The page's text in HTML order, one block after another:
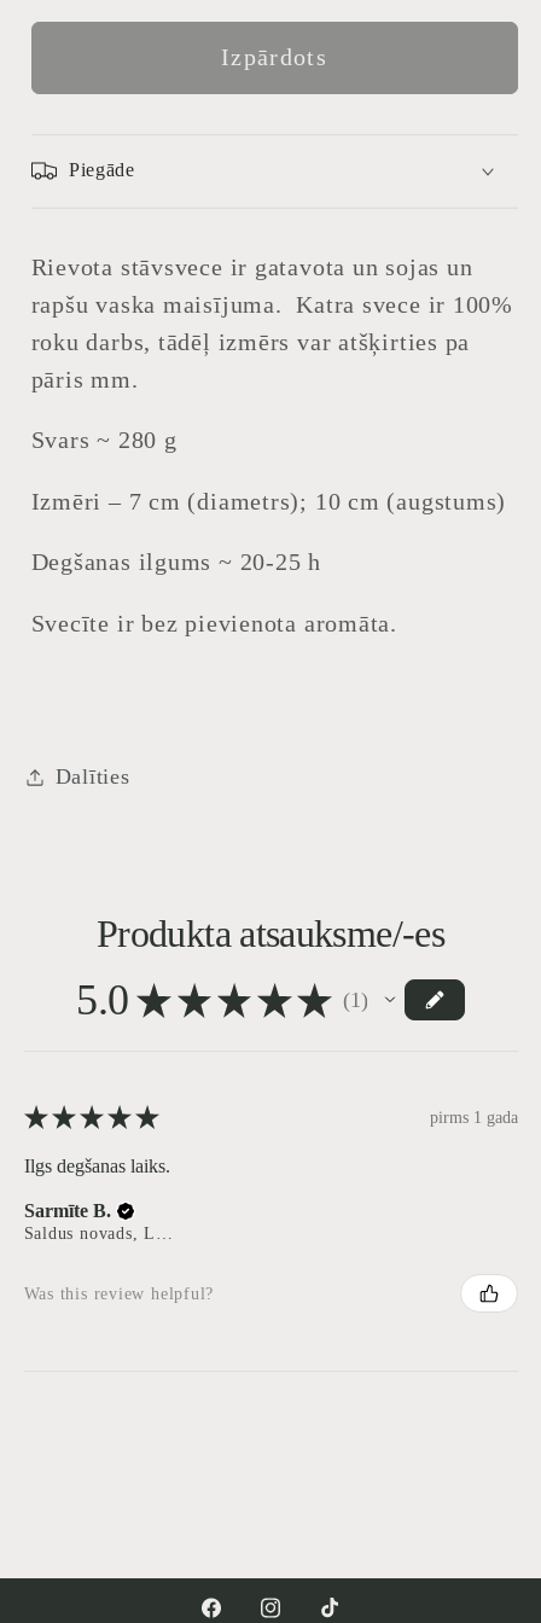
produktam
stāvsvece
produktam
Rievota
stāvsvece
Izpārdots
Piegāde
Rievota stāvsvece ir gatavota un sojas un
rapšu vaska maisījuma.Katra svece ir 100%
roku darbs, tādēļ izmērs var atšķirties pa
pāris mm.
Svars ~ 280 g
Izmēri – 7 cm (diametrs); 10 cm (augstums)
Degšanas ilgums ~ 20-25 h
Svecīte ir bez pievienota aromāta.
Dalīties
Produkta atsauksme/-es
5.0 ★ ★ ★ ★ ★ 1
1
★ ★ ★ ★ ★ pirms 1 gada
Ilgs degšanas laiks.
Sarmīte B.
Saldus novads, Latvia
Was this review helpful?